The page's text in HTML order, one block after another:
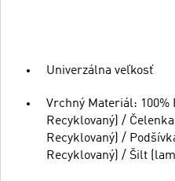
Univerzálna veľkosť
Vrchný Materiál: 100%
Recyklovaný) /
Recyklovaný) /
Recyklovaný) / Šilt